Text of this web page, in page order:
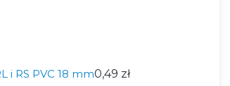
i RS PVC 18 mm0,49 zł